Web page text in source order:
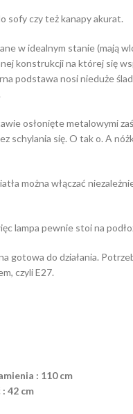
sofy czy też kanapy akurat.
w idealnym stanie (mają
konstrukcji na której się
podstawa nosi nieduże
osłonięte metalowymi
schylania się. O tak o. A
można włączać
lampa pewnie stoi na
gotowa do działania.
czyli E27.
: 110 cm
42 cm